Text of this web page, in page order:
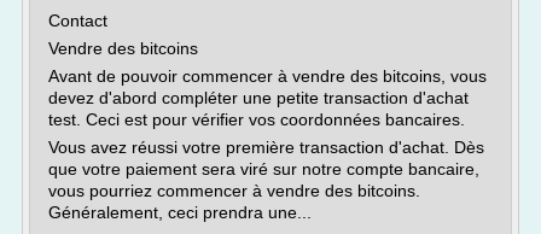
Contact
Vendre des bitcoins
Avant de pouvoir commencer à vendre des bitcoins, vous
devez d'abord compléter une petite transaction d'achat
test. Ceci est pour vérifier vos coordonnées bancaires.
Vous avez réussi votre première transaction d'achat. Dès
que votre paiement sera viré sur notre compte bancaire,
vous pourriez commencer à vendre des bitcoins.
Généralement, ceci prendra une...